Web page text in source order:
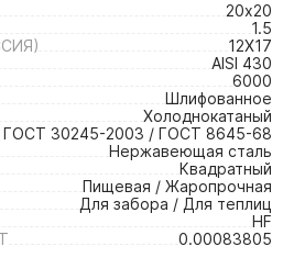
20х20
1.5
12Х17
AISI 430
6000
Шлифованное
Холоднокатаный
30245-2003 / ГОСТ 8645-68
Нержавеющая сталь
Квадратный
Пищевая / Жаропрочная
Для забора / Для теплиц
HF
0.00083805